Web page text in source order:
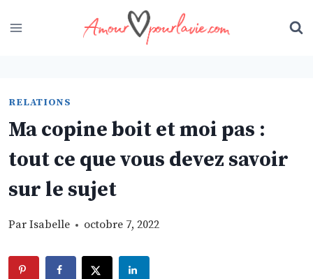
to
RELATIONS
Ma copine boit et moi pas :
tout ce que vous devez savoir
sur le sujet
Par Isabelle octobre 7, 2022